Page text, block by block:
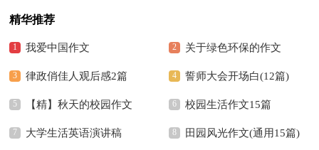
精华推荐
我爱中国作文 关于绿色环保的作文
律政俏佳人观后感2篇 誓师大会开场白(12篇)
【精】秋天的校园作文 校园生活作文15篇
大学生活英语演讲稿 田园风光作文(通用15篇)